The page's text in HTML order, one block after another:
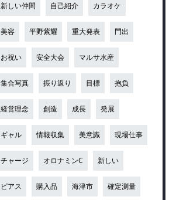
新しい仲間 自己紹介 カラオケ
美容 平野紫耀 重大発表 門出
お祝い 安全大会 マルサ水産
集合写真 振り返り 目標 抱負
経営理念 創造 成長 発展
ギャル 情報収集 美意識 現場仕事
チャージ オロナミンC 新しい
ピアス 購入品 海津市 確定測量